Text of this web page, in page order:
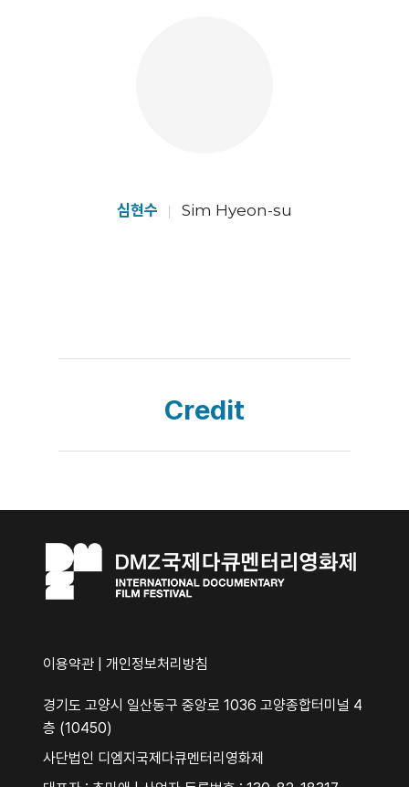
심현수 Sim Hyeon-su
Credit
이용약관 개인정보처리방침
경기도 고양시 일산동구 중앙로 1036 고양종합터미널 4
층 (10450)
사단법인 디엠지국제다큐멘터리영화제